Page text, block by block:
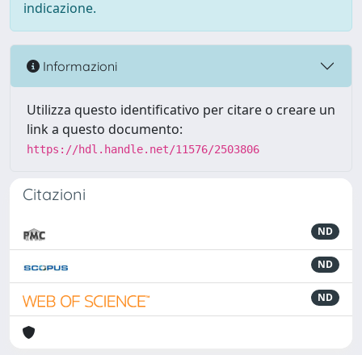
indicazione.
Informazioni
Utilizza questo identificativo per citare o creare un
link a questo documento:
https://hdl.handle.net/11576/2503806
Citazioni
ND
ND
ND